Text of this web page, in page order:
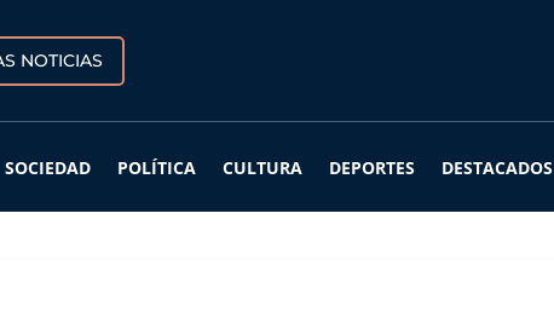
NOTICIAS
SOCIEDAD POLÍTICA CULTURA DEPORTES DESTACADOS